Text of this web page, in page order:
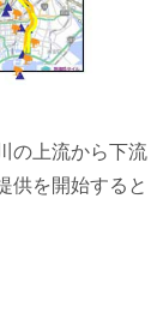
の上流から下流
供を開始すると